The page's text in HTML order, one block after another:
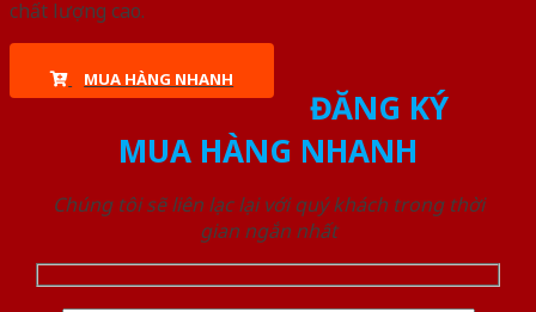
chất lượng cao.
MUA HÀNG NHANH
ĐĂNG KÝ
MUA HÀNG NHANH
Chúng tôi sẽ liên lạc lại với quý khách trong thời
gian ngắn nhất